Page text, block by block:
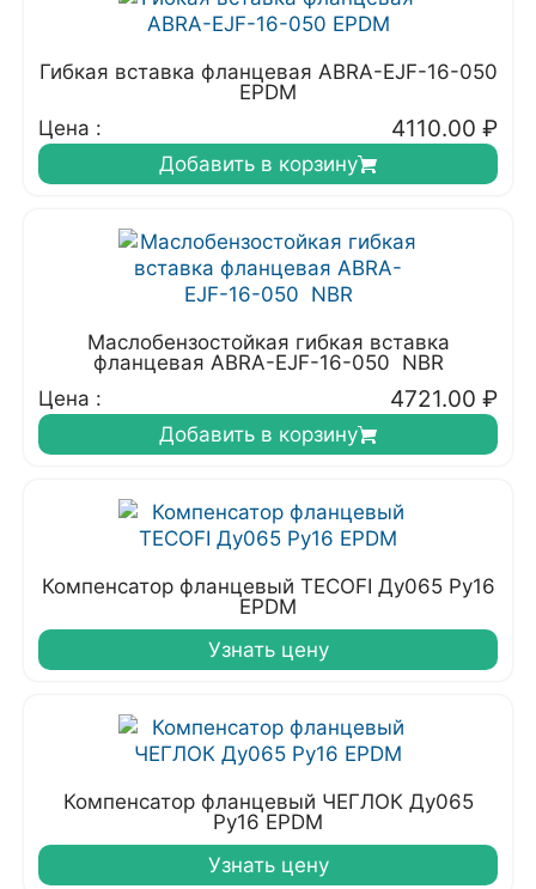
Гибкая вставка фланцевая ABRA-EJF-16-050
EPDM
Цена :
4110.00 ₽
Добавить в корзину
Маслобензостойкая гибкая вставка
фланцевая ABRA-EJF-16-050 NBR
Цена :
4721.00 ₽
Добавить в корзину
Компенсатор фланцевый TECOFI Ду065 Ру16
EPDM
Узнать цену
Компенсатор фланцевый ЧЕГЛОК Ду065
Ру16 EPDM
Узнать цену